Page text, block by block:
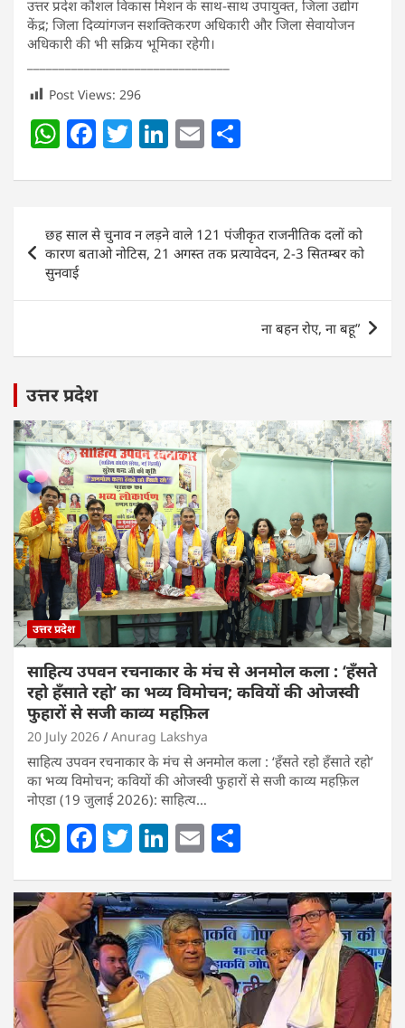
उत्तर प्रदेश कौशल विकास मिशन के साथ-साथ उपायुक्त, जिला उद्योग
केंद्र; जिला दिव्यांगजन सशक्तिकरण अधिकारी और जिला सेवायोजन
अधिकारी की भी सक्रिय भूमिका रहेगी।
Post Views: 296
W
at
s
A
p
p
F
c
e
b
o
T
itt
er
Li
k
e
dI
E
ai
l
ar
e
navigation
छह साल से चुनाव न लड़ने वाले 121 पंजीकृत राजनीतिक दलों को
कारण बताओ नोटिस, 21 अगस्त तक प्रत्यावेदन, 2-3 सितम्बर को
सुनवाई
ना बहन रोए, ना बहू”
उत्तर प्रदेश
उत्तर प्रदेश
साहित्य उपवन रचनाकार के मंच से अनमोल कला : ‘हॅंसते
रहो हॅंसाते रहो’ का भव्य विमोचन; कवियों की ओजस्वी
फुहारों से सजी काव्य महफ़िल
20 July 2026 Anurag Lakshya
साहित्य उपवन रचनाकार के मंच से अनमोल कला : ‘हॅंसते रहो हॅंसाते रहो’
का भव्य विमोचन; कवियों की ओजस्वी फुहारों से सजी काव्य महफ़िल
नोएडा (19 जुलाई 2026): साहित्य…
W
at
s
A
p
p
F
c
e
b
o
o
T
itt
er
Li
k
e
dI
n
E
ai
l
ar
e